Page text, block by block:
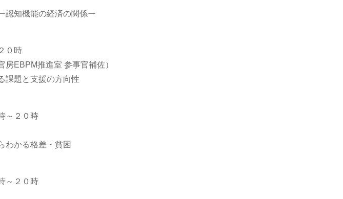
知機能の経済の関係ー
０時
EBPM推進室 参事官補佐）
課題と支援の方向性
～２０時
わかる格差・貧困
～２０時